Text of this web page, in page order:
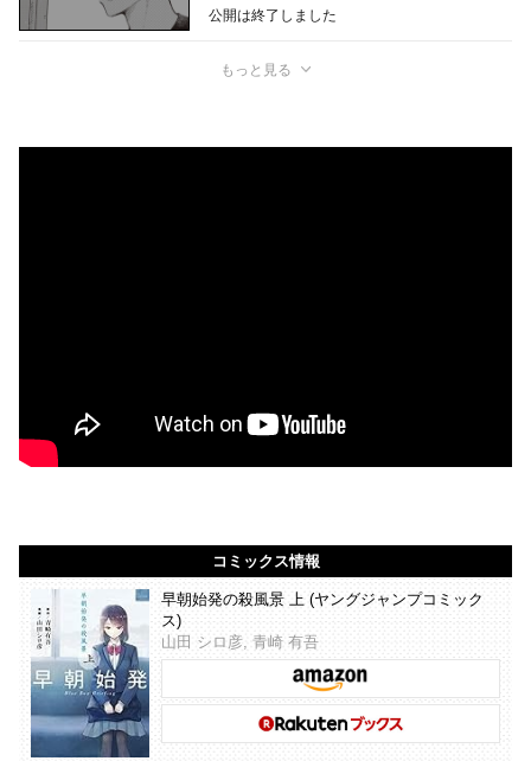
公開は終了しました
もっと見る
コミックス情報
早朝始発の殺風景 上 (ヤングジャンプコミック
ス)
山田 シロ彦, 青崎 有吾